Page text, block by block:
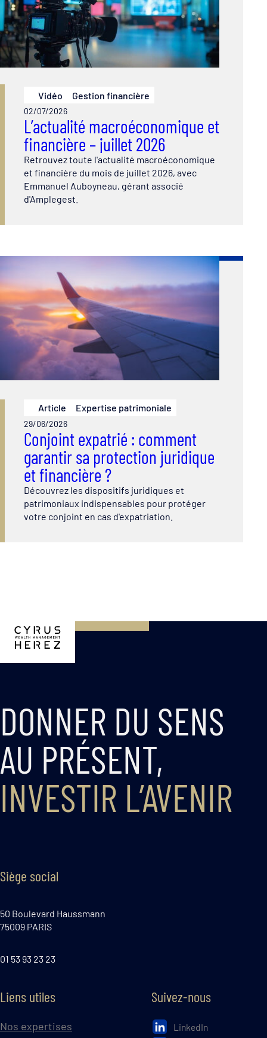
Vidéo Gestion financière
02/07/2026
L’actualité macroéconomique et
financière – juillet 2026
Retrouvez toute l'actualité macroéconomique
et financière du mois de juillet 2026, avec
Emmanuel Auboyneau, gérant associé
d'Amplegest.
Article Expertise patrimoniale
29/06/2026
Conjoint expatrié : comment
garantir sa protection juridique
et financière ?
Découvrez les dispositifs juridiques et
patrimoniaux indispensables pour protéger
votre conjoint en cas d'expatriation.
DONNER DU SENS
AU PRÉSENT,
INVESTIR L’AVENIR
Siège social
50 Boulevard Haussmann
75009 PARIS
01 53 93 23 23
Liens utiles
Nos expertises
Suivez-nous
LinkedIn